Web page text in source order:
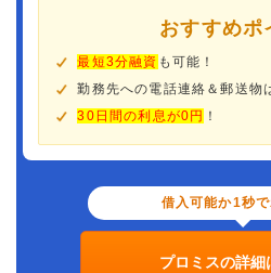
おすすめポ
最短3分融資 も可能！
勤務先への電話連絡＆郵送物
30日間の利息が0円 ！
借入可能か1秒
プロミスの詳細